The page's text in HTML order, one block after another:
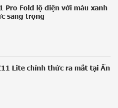
Pro Fold lộ diện với màu xanh
sang trọng
Lite chính thức ra mắt tại Ấn